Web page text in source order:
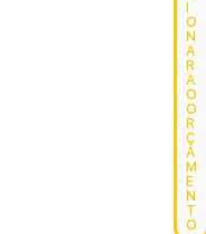
O
N
A
R
A
O
O
R
Ç
A
M
E
N
T
O